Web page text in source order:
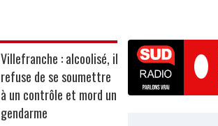
Villefranche : alcoolisé, il
refuse de se soumettre
à un contrôle et mord un
gendarme